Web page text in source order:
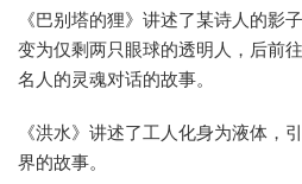
《巴别塔的狸》讲述了某诗人的影
变为仅剩两只眼球的透明人，后前
名人的灵魂对话的故事。
《洪水》讲述了工人化身为液体，
界的故事。